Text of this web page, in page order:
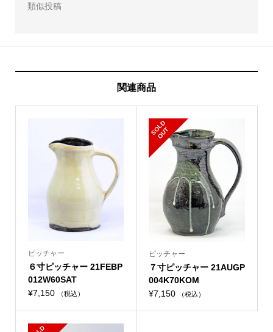
類似投稿
関連商品
ピッチャー
６寸ピッチャー 21FEBP
012W60SAT
¥7,150 （税込）
S
O
L
D
O
U
T
ピッチャー
７寸ピッチャー 21AUGP
004K70KOM
¥7,150 （税込）